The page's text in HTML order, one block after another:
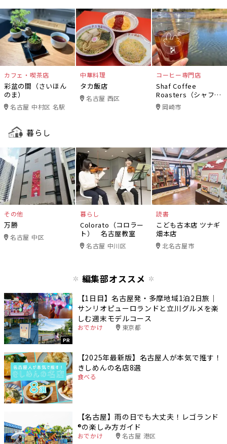
カフェ・喫茶店
彩盆の間（さいほん
のま）
名古屋 中村区 名駅
中華料理
タカ飯店
名古屋 西区
コーヒー専門店
Shaf Coffee
Roasters（シャフコ
ーヒーロースター
ズ）
岡崎市
暮らし
その他
万勝
名古屋 中区
暮らし
Colorato（コロラー
ト） 名古屋教室
名古屋 中川区
読書
こども古本店 ツナギ
畑本店
北名古屋市
編集部オススメ
PR
【1日目】名古屋発・多摩地域1泊2日旅｜
サンリオピューロランドと立川グルメを楽
しむ週末モデルコース
おでかけ 東京都
【2025年最新版】名古屋人が本気で推す！
きしめんの名店8選
食べる
【名古屋】雨の日でも大丈夫！レゴランド
®️の楽しみ方ガイド
おでかけ 名古屋 港区